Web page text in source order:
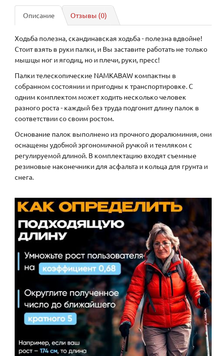
Описание Отзывы (0)
Ходьба полезна, скандинавская ходьба - полезна вдвойне!
Стоит взять в руки палки, и Вы заставите работать не только
мышцы ног и ягодиц, но и плечи, руки, пресс!
Палки телескопические NAMKABAW компактны в
собранном состоянии и пригодны к транспортировке. С
одним комплектом может ходить несколько человек
разного роста - каждый без труда подгонит длину палок в
соответствии со своим ростом.
Основание палок выполнено из прочного дюралюминия, они
оснащены удобной эргономичной ручкой и темляком с
регулируемой длиной. В комплектацию входят съемные
резиновые наконечники для асфальта и кольца для грунта и
снега.